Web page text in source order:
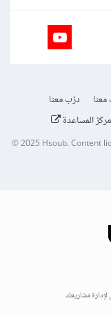
درّب معنا
مركز المساعدة
© 2025Hsoub.Content